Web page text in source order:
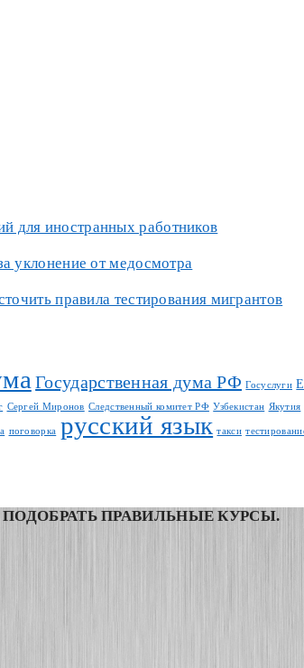
для иностранных работников
уклонение от медосмотра
правила тестирования мигрантов
Государственная дума РФ Госуслуги
Сергей Миронов Следственный комитет РФ Узбекистан Якутия
поговорка русский язык такси
ПРАВИЛЬНЫЕ КУРСЫ.